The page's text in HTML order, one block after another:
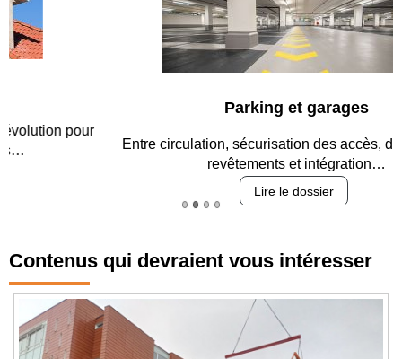
Parking et garages
Entre circulation, sécurisation des accès, durabilité des
revêtements et intégration…
Contenus qui devraient vous intéresser